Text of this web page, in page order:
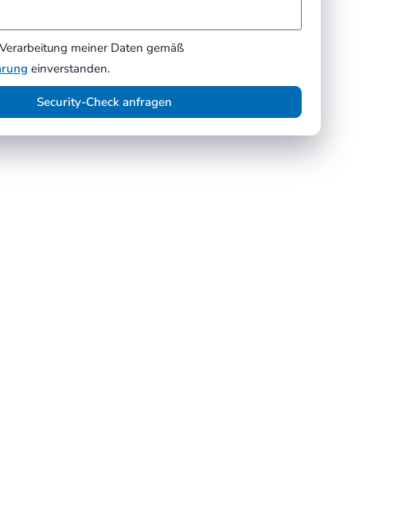
meiner Daten gemäß
einverstanden.
Security-Check anfragen